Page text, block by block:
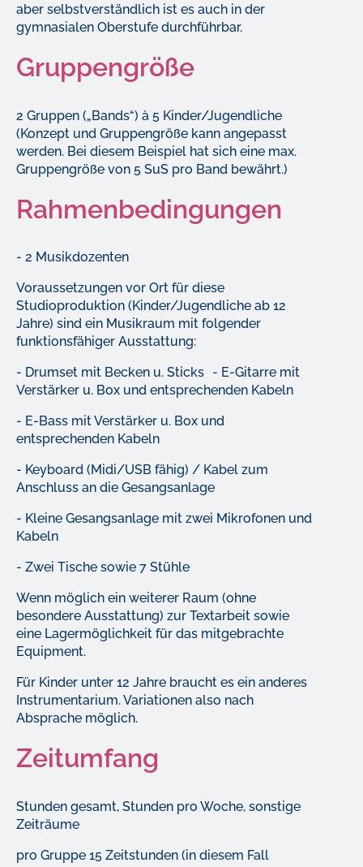
aber selbstverständlich ist es auch in der
gymnasialen Oberstufe durchführbar.
Gruppengröße
2 Gruppen („Bands“) à 5 Kinder/Jugendliche
(Konzept und Gruppengröße kann angepasst
werden. Bei diesem Beispiel hat sich eine max.
Gruppengröße von 5 SuS pro Band bewährt.)
Rahmenbedingungen
- 2 Musikdozenten
Voraussetzungen vor Ort für diese
Studioproduktion (Kinder/Jugendliche ab 12
Jahre) sind ein Musikraum mit folgender
funktionsfähiger Ausstattung:
- Drumset mit Becken u. Sticks - E-Gitarre mit
Verstärker u. Box und entsprechenden Kabeln
- E-Bass mit Verstärker u. Box und
entsprechenden Kabeln
- Keyboard (Midi/USB fähig) / Kabel zum
Anschluss an die Gesangsanlage
- Kleine Gesangsanlage mit zwei Mikrofonen und
Kabeln
- Zwei Tische sowie 7 Stühle
Wenn möglich ein weiterer Raum (ohne
besondere Ausstattung) zur Textarbeit sowie
eine Lagermöglichkeit für das mitgebrachte
Equipment.
Für Kinder unter 12 Jahre braucht es ein anderes
Instrumentarium. Variationen also nach
Absprache möglich.
Zeitumfang
Stunden gesamt, Stunden pro Woche, sonstige
Zeiträume
pro Gruppe 15 Zeitstunden (in diesem Fall